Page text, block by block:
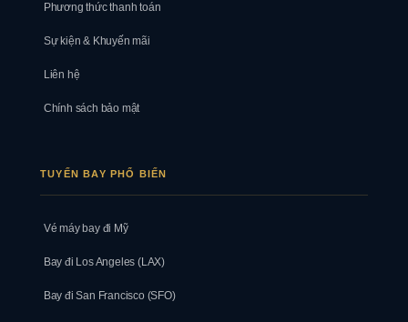
Phương thức thanh toán
Sự kiện & Khuyến mãi
Liên hệ
Chính sách bảo mật
TUYẾN BAY PHỔ BIẾN
Vé máy bay đi Mỹ
Bay đi Los Angeles (LAX)
Bay đi San Francisco (SFO)